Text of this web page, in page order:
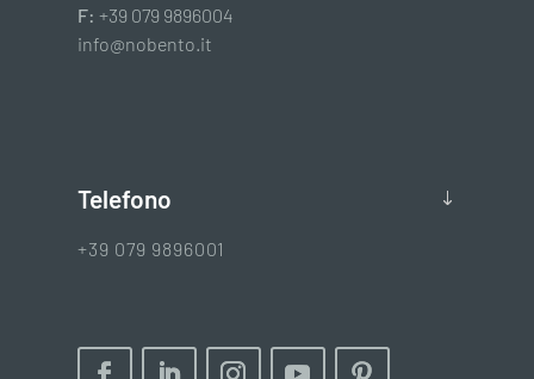
F: +39 079 9896004
info@nobento.it
Telefono
+39 079 9896001